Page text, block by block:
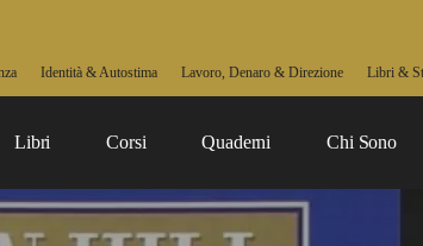
Identità & Autostima Lavoro, Denaro & Direzione Libri &
Libri Corsi Quaderni Chi Sono